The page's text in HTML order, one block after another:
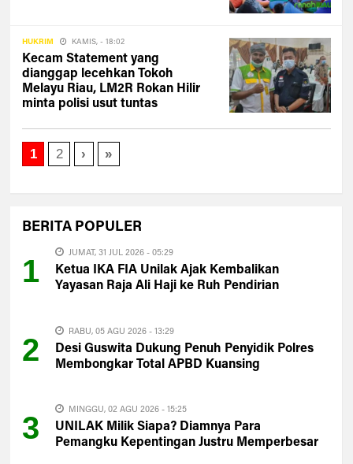
HUKRIM KAMIS, - 18:02
Kecam Statement yang
dianggap lecehkan Tokoh
Melayu Riau, LM2R Rokan Hilir
minta polisi usut tuntas
1 2 › »
BERITA POPULER
1
JUMAT, 31 JUL 2026 - 05:29
Ketua IKA FIA Unilak Ajak Kembalikan
Yayasan Raja Ali Haji ke Ruh Pendirian
2
RABU, 05 AGU 2026 - 13:29
Desi Guswita Dukung Penuh Penyidik Polres
Membongkar Total APBD Kuansing
3
MINGGU, 02 AGU 2026 - 15:25
UNILAK Milik Siapa? Diamnya Para
Pemangku Kepentingan Justru Memperbesar